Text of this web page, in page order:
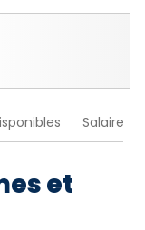
Salaire
et